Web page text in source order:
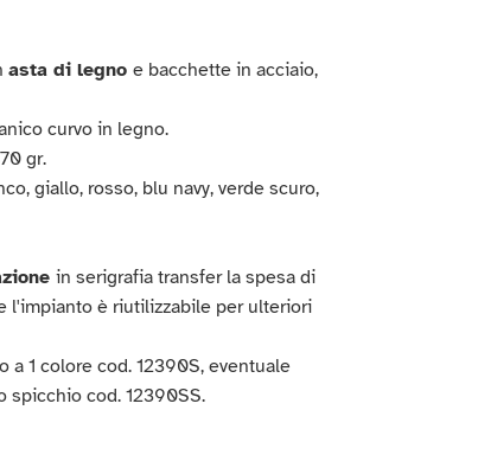
asta di legnoe bacchette in acciaio,
curvo in legno.
gr.
giallo, rosso, blu navy, verde scuro,
in serigrafia transfer la spesa di
l'impianto è riutilizzabile per ulteriori
a 1 colore cod. 12390S, eventuale
spicchio cod. 12390SS.